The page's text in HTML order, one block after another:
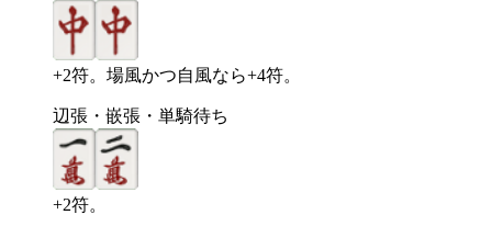
+2符。場風かつ自風なら+4符。
辺張・嵌張・単騎待ち
+2符。